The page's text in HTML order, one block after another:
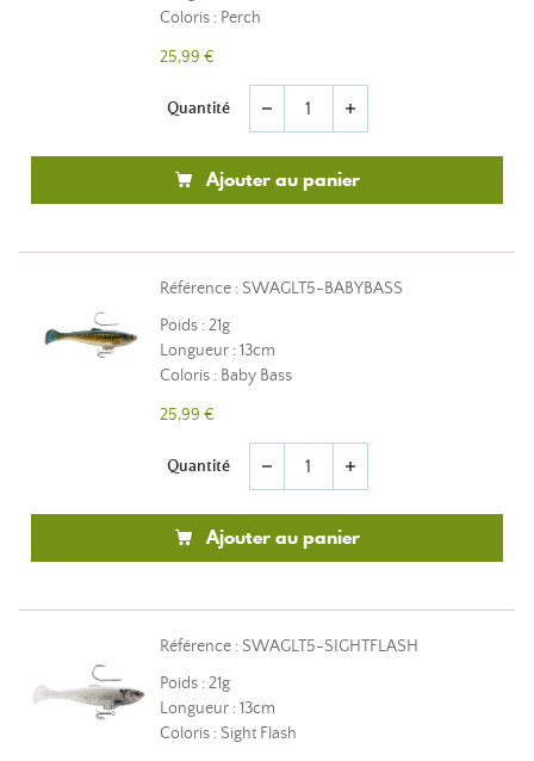
Coloris : Perch
25,99 €
Quantité remove add
Ajouter au panier
Référence : SWAGLT5-BABYBASS
Poids : 21g
Longueur : 13cm
Coloris : Baby Bass
25,99 €
Quantité remove add
Ajouter au panier
Référence : SWAGLT5-SIGHTFLASH
Poids : 21g
Longueur : 13cm
Coloris : Sight Flash